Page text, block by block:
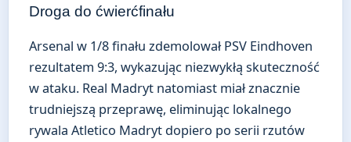
Droga do ćwierćfinału
Arsenal w 1/8 finału zdemolował PSV Eindhoven
rezultatem 9:3, wykazując niezwykłą skuteczność
w ataku. Real Madryt natomiast miał znacznie
trudniejszą przeprawę, eliminując lokalnego
rywala Atletico Madryt dopiero po serii rzutów